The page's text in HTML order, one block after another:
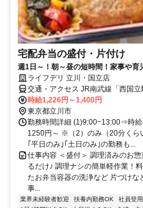
宅配弁当の盛付・片付け
週1日～！朝～昼の短時間！家事や育
ライフデリ 立川・国立店
交通・アクセス JR南武線「西国
分、JR中央線「立川駅」徒歩19
時給1,226円～1,400円
東京都立川市
勤務時間詳細 (1)9:00~13:00⇒時
1250円～ ※（2）のみ（20分くら
｢平日のみ｣｢土日のみ｣の勤務も...
仕事内容 ＜盛付＞ 調理済みのお
るだけ♪ 調理ナシの簡単軽作業！
たお弁当容器の洗浄など 片づけな
事...
業界未経験者歓迎 扶養内勤務OK 社員登